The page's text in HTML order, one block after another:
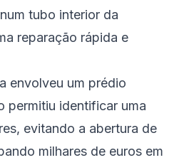
tubo interior da
reparação rápida e
envolveu um prédio
permitiu identificar uma
evitando a abertura de
milhares de euros em